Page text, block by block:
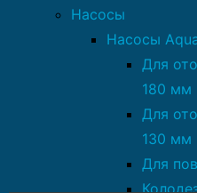
Насосы
Насосы
Для
180 мм
Для
130 мм
Для